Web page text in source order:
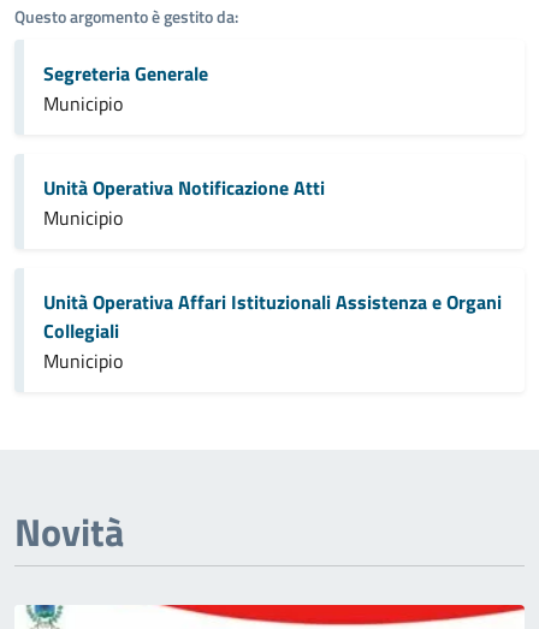
Questo argomento è gestito da:
Segreteria Generale
Municipio
Unità Operativa Notificazione Atti
Municipio
Unità Operativa Affari Istituzionali Assistenza e Organi
Collegiali
Municipio
Novità